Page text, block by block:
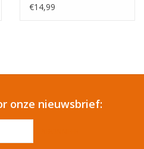
€14,99
onze nieuwsbrief: